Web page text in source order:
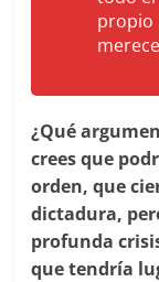
propio
¿Qué
crees que
orden, que
dictadura,
profunda
que tendría